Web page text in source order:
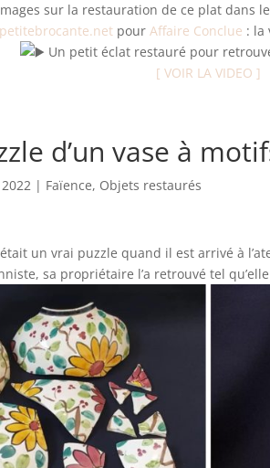
sur la restauration de ce plat dans
pourAffaire Conclue : la
Un petit éclat restauré pour
[ VOIR LA VIDEO ]
d’un vase à
| Faïence, Objets restaurés
un vrai puzzle quand il est arrivé à
sa propriétaire l’a retrouvé tel